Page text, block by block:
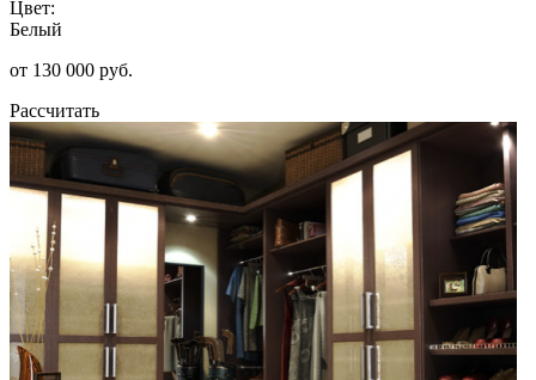
Цвет:
Белый
от 130 000 руб.
Рассчитать